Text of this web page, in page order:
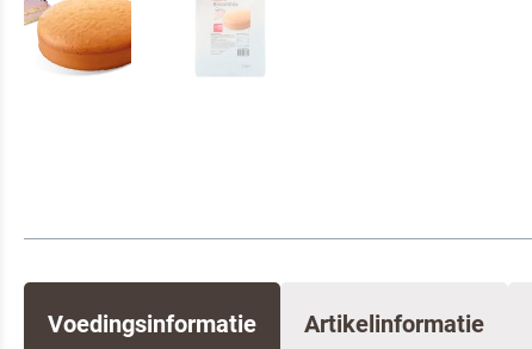
Voedingsinformatie Artikelinformatie